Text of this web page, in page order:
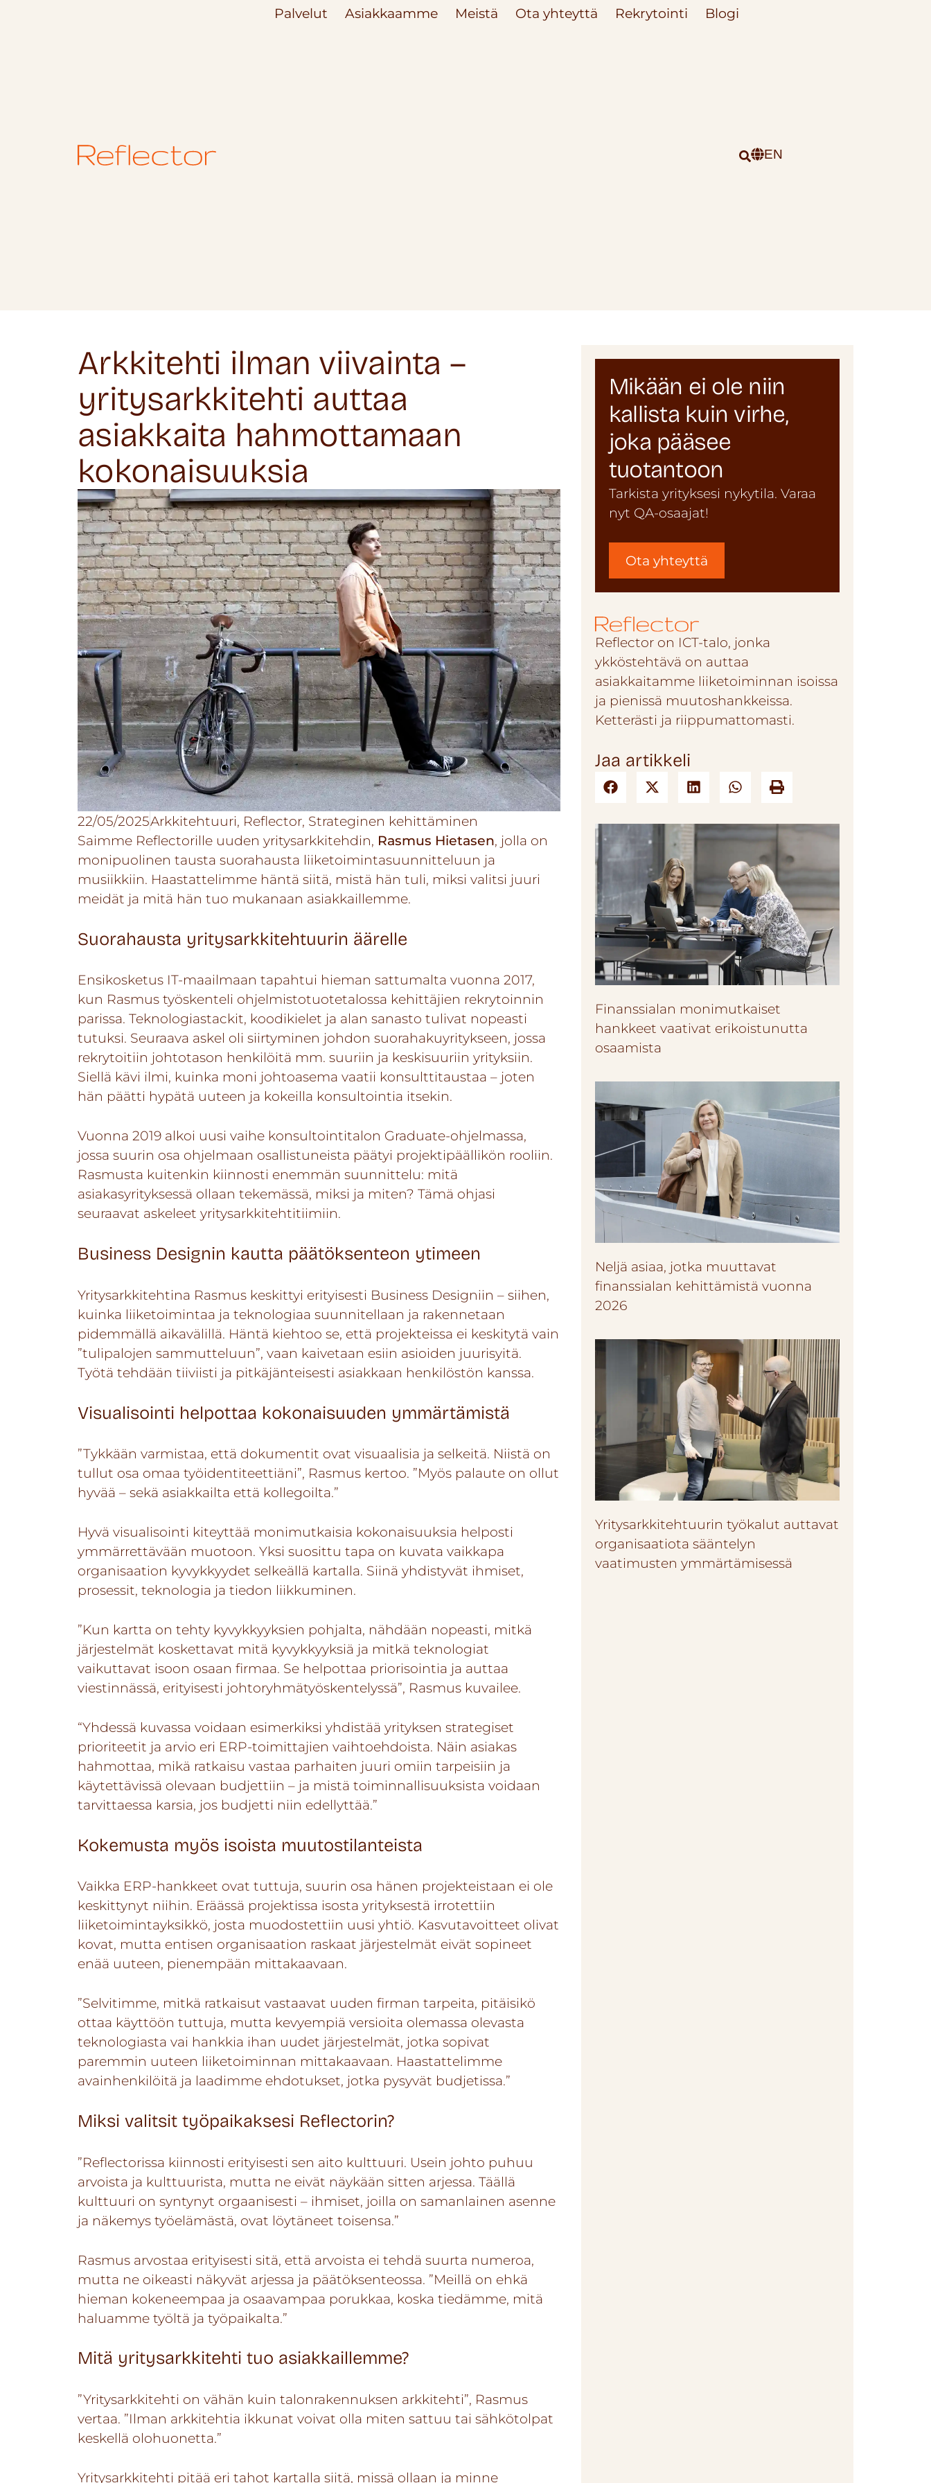
Palvelut Asiakkaamme Meistä Ota yhteyttä Rekrytointi Blogi
EN
Arkkitehti ilman viivainta –
yritysarkkitehti auttaa
asiakkaita hahmottamaan
kokonaisuuksia
22/05/2025Arkkitehtuuri, Reflector, Strateginen kehittäminen
Saimme Reflectorille uuden yritysarkkitehdin, Rasmus Hietasen, jolla on
monipuolinen tausta suorahausta liiketoimintasuunnitteluun ja
musiikkiin. Haastattelimme häntä siitä, mistä hän tuli, miksi valitsi juuri
meidät ja mitä hän tuo mukanaan asiakkaillemme.
Suorahausta yritysarkkitehtuurin äärelle
Ensikosketus IT-maailmaan tapahtui hieman sattumalta vuonna 2017,
kun Rasmus työskenteli ohjelmistotuotetalossa kehittäjien rekrytoinnin
parissa. Teknologiastackit, koodikielet ja alan sanasto tulivat nopeasti
tutuksi. Seuraava askel oli siirtyminen johdon suorahakuyritykseen, jossa
rekrytoitiin johtotason henkilöitä mm. suuriin ja keskisuuriin yrityksiin.
Siellä kävi ilmi, kuinka moni johtoasema vaatii konsulttitaustaa – joten
hän päätti hypätä uuteen ja kokeilla konsultointia itsekin.
Vuonna 2019 alkoi uusi vaihe konsultointitalon Graduate-ohjelmassa,
jossa suurin osa ohjelmaan osallistuneista päätyi projektipäällikön rooliin.
Rasmusta kuitenkin kiinnosti enemmän suunnittelu: mitä
asiakasyrityksessä ollaan tekemässä, miksi ja miten? Tämä ohjasi
seuraavat askeleet yritysarkkitehtitiimiin.
Business Designin kautta päätöksenteon ytimeen
Yritysarkkitehtina Rasmus keskittyi erityisesti Business Designiin – siihen,
kuinka liiketoimintaa ja teknologiaa suunnitellaan ja rakennetaan
pidemmällä aikavälillä. Häntä kiehtoo se, että projekteissa ei keskitytä vain
”tulipalojen sammutteluun”, vaan kaivetaan esiin asioiden juurisyitä.
Työtä tehdään tiiviisti ja pitkäjänteisesti asiakkaan henkilöstön kanssa.
Visualisointi helpottaa kokonaisuuden ymmärtämistä
”Tykkään varmistaa, että dokumentit ovat visuaalisia ja selkeitä. Niistä on
tullut osa omaa työidentiteettiäni”, Rasmus kertoo. ”Myös palaute on ollut
hyvää – sekä asiakkailta että kollegoilta.”
Hyvä visualisointi kiteyttää monimutkaisia kokonaisuuksia helposti
ymmärrettävään muotoon. Yksi suosittu tapa on kuvata vaikkapa
organisaation kyvykkyydet selkeällä kartalla. Siinä yhdistyvät ihmiset,
prosessit, teknologia ja tiedon liikkuminen.
”Kun kartta on tehty kyvykkyyksien pohjalta, nähdään nopeasti, mitkä
järjestelmät koskettavat mitä kyvykkyyksiä ja mitkä teknologiat
vaikuttavat isoon osaan firmaa. Se helpottaa priorisointia ja auttaa
viestinnässä, erityisesti johtoryhmätyöskentelyssä”, Rasmus kuvailee.
“Yhdessä kuvassa voidaan esimerkiksi yhdistää yrityksen strategiset
prioriteetit ja arvio eri ERP-toimittajien vaihtoehdoista. Näin asiakas
hahmottaa, mikä ratkaisu vastaa parhaiten juuri omiin tarpeisiin ja
käytettävissä olevaan budjettiin – ja mistä toiminnallisuuksista voidaan
tarvittaessa karsia, jos budjetti niin edellyttää.”
Kokemusta myös isoista muutostilanteista
Vaikka ERP-hankkeet ovat tuttuja, suurin osa hänen projekteistaan ei ole
keskittynyt niihin. Eräässä projektissa isosta yrityksestä irrotettiin
liiketoimintayksikkö, josta muodostettiin uusi yhtiö. Kasvutavoitteet olivat
kovat, mutta entisen organisaation raskaat järjestelmät eivät sopineet
enää uuteen, pienempään mittakaavaan.
”Selvitimme, mitkä ratkaisut vastaavat uuden firman tarpeita, pitäisikö
ottaa käyttöön tuttuja, mutta kevyempiä versioita olemassa olevasta
teknologiasta vai hankkia ihan uudet järjestelmät, jotka sopivat
paremmin uuteen liiketoiminnan mittakaavaan. Haastattelimme
avainhenkilöitä ja laadimme ehdotukset, jotka pysyvät budjetissa.”
Miksi valitsit työpaikaksesi Reflectorin?
”Reflectorissa kiinnosti erityisesti sen aito kulttuuri. Usein johto puhuu
arvoista ja kulttuurista, mutta ne eivät näykään sitten arjessa. Täällä
kulttuuri on syntynyt orgaanisesti – ihmiset, joilla on samanlainen asenne
ja näkemys työelämästä, ovat löytäneet toisensa.”
Rasmus arvostaa erityisesti sitä, että arvoista ei tehdä suurta numeroa,
mutta ne oikeasti näkyvät arjessa ja päätöksenteossa. ”Meillä on ehkä
hieman kokeneempaa ja osaavampaa porukkaa, koska tiedämme, mitä
haluamme työltä ja työpaikalta.”
Mitä yritysarkkitehti tuo asiakkaillemme?
”Yritysarkkitehti on vähän kuin talonrakennuksen arkkitehti”, Rasmus
vertaa. ”Ilman arkkitehtia ikkunat voivat olla miten sattuu tai sähkötolpat
keskellä olohuonetta.”
Yritysarkkitehti pitää eri tahot kartalla siitä, missä ollaan ja minne
Mikään ei ole niin
kallista kuin virhe,
joka pääsee
tuotantoon
Tarkista yrityksesi nykytila. Varaa
nyt QA-osaajat!
Ota yhteyttä
Reflector on ICT-talo, jonka
ykköstehtävä on auttaa
asiakkaitamme liiketoiminnan isoissa
ja pienissä muutoshankkeissa.
Ketterästi ja riippumattomasti.
Jaa artikkeli
Finanssialan monimutkaiset
hankkeet vaativat erikoistunutta
osaamista
Neljä asiaa, jotka muuttavat
finanssialan kehittämistä vuonna
2026
Yritysarkkitehtuurin työkalut auttavat
organisaatiota sääntelyn
vaatimusten ymmärtämisessä